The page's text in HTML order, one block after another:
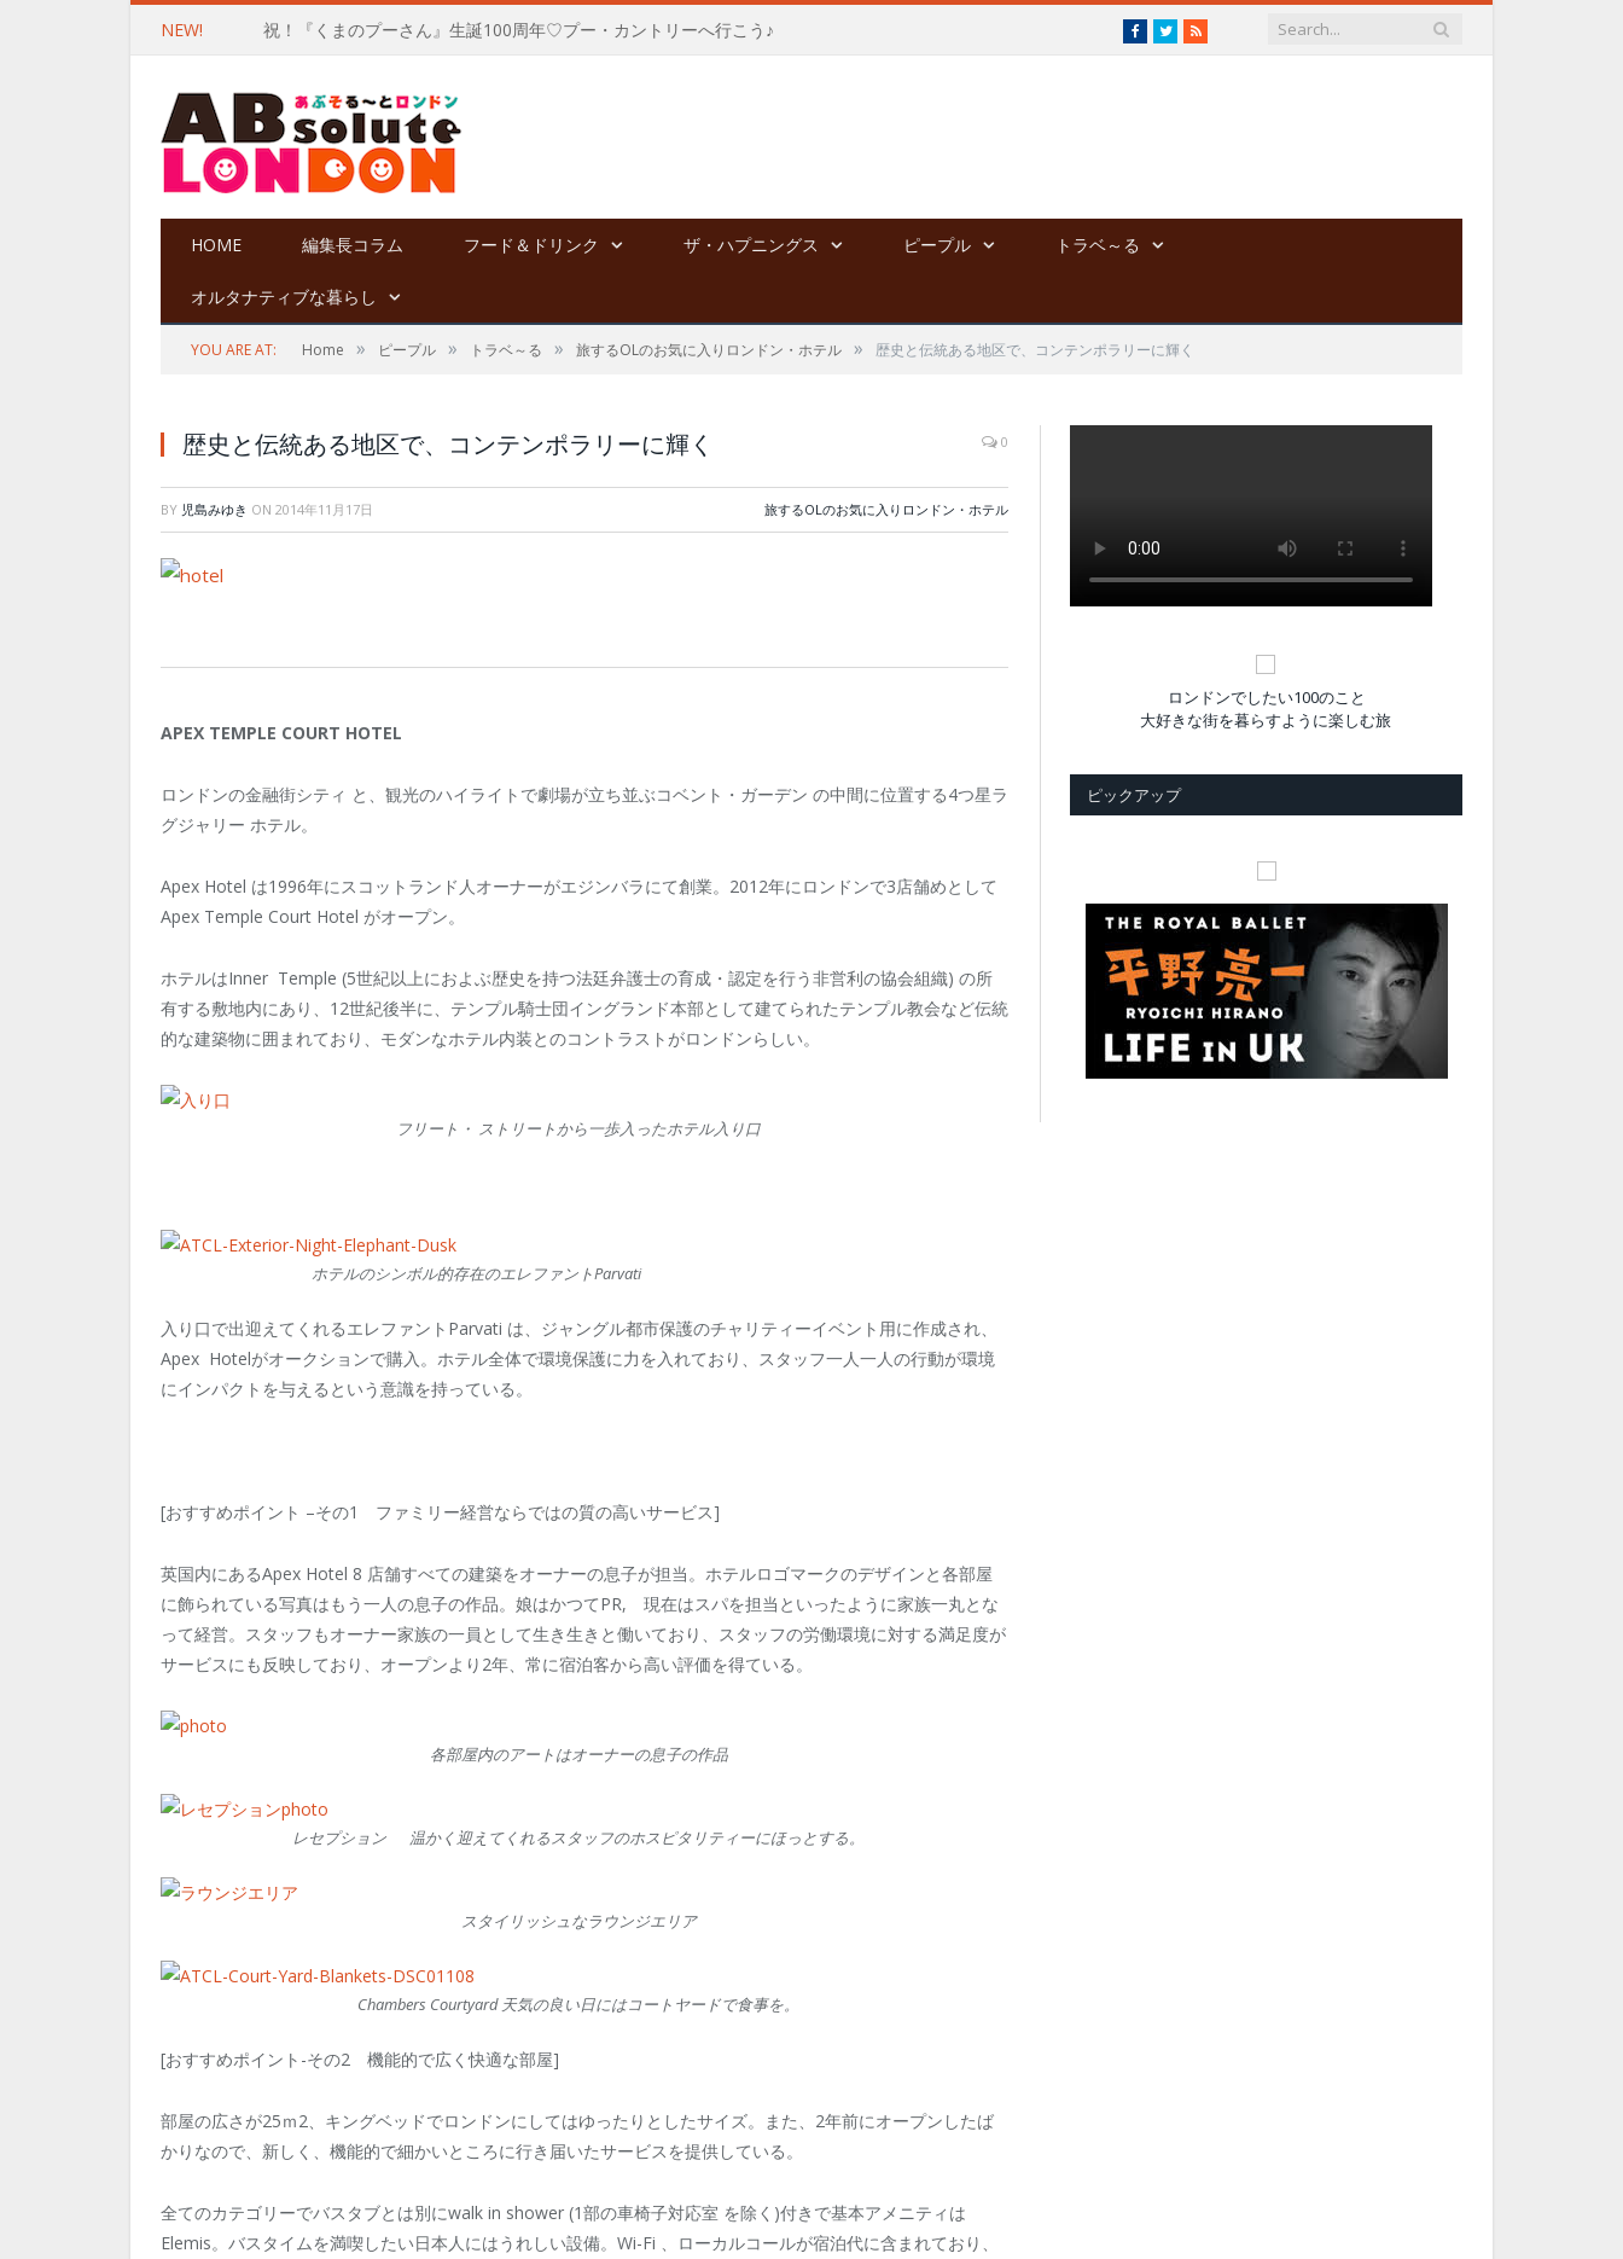
NEW! 祝！『くまのプーさん』生誕100周年♡プー・カントリーへ行こう♪ Facebook
TwitterRSS
HOME 編集長コラム フード＆ドリンク ザ・ハプニングス ピープル トラベ～る
オルタナティブな暮らし
YOU ARE AT: Home » ピープル » トラベ～る » 旅するOLのお気に入りロンドン・ホテル » 歴史と伝統ある地区で、コンテンポラリーに輝く
歴史と伝統ある地区で、コンテンポラリーに輝く 0
BY 児島みゆき ON 2014年11月17日 旅するOLのお気に入りロンドン・ホテル
APEX TEMPLE COURT HOTEL
ロンドンの金融街シティ と、観光のハイライトで劇場が立ち並ぶコベント・ガーデン の中間に位置する4つ星ラ
グジャリー ホテル。
Apex Hotel は1996年にスコットランド人オーナーがエジンバラにて創業。2012年にロンドンで3店舗めとして
Apex Temple Court Hotel がオープン。
ホテルはInner Temple (5世紀以上におよぶ歴史を持つ法廷弁護士の育成・認定を行う非営利の協会組織) の所
有する敷地内にあり、12世紀後半に、テンプル騎士団イングランド本部として建てられたテンプル教会など伝統
的な建築物に囲まれており、モダンなホテル内装とのコントラストがロンドンらしい。
フリート・ ストリートから一歩入ったホテル入り口
ホテルのシンボル的存在のエレファントParvati
入り口で出迎えてくれるエレファントParvati は、ジャングル都市保護のチャリティーイベント用に作成され、
Apex Hotelがオークションで購入。ホテル全体で環境保護に力を入れており、スタッフ一人一人の行動が環境
にインパクトを与えるという意識を持っている。
[おすすめポイント –その1 ファミリー経営ならではの質の高いサービス]
英国内にあるApex Hotel 8 店舗すべての建築をオーナーの息子が担当。ホテルロゴマークのデザインと各部屋
に飾られている写真はもう一人の息子の作品。娘はかつてPR, 現在はスパを担当といったように家族一丸とな
って経営。スタッフもオーナー家族の一員として生き生きと働いており、スタッフの労働環境に対する満足度が
サービスにも反映しており、オープンより2年、常に宿泊客から高い評価を得ている。
各部屋内のアートはオーナーの息子の作品
レセプション 温かく迎えてくれるスタッフのホスピタリティーにほっとする。
スタイリッシュなラウンジエリア
Chambers Courtyard 天気の良い日にはコートヤードで食事を。
[おすすめポイント-その2 機能的で広く快適な部屋]
部屋の広さが25ｍ2、キングベッドでロンドンにしてはゆったりとしたサイズ。また、2年前にオープンしたば
かりなので、新しく、機能的で細かいところに行き届いたサービスを提供している。
全てのカテゴリーでバスタブとは別にwalk in shower (1部の車椅子対応室 を除く)付きで基本アメニティは
Elemis。バスタイムを満喫したい日本人にはうれしい設備。Wi-Fi 、ローカルコールが宿泊代に含まれており、
ロンドンでしたい100のこと
大好きな街を暮らすように楽しむ旅
ピックアップ